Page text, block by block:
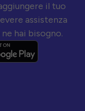
il tuo
assistenza
hai bisogno.